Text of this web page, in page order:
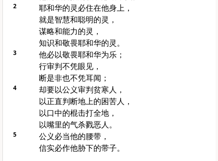
2
耶和华的灵必住在他身上，
就是智慧和聪明的灵，
谋略和能力的灵，
知识和敬畏耶和华的灵。
3
他必以敬畏耶和华为乐；
行审判不凭眼见，
断是非也不凭耳闻；
4
却要以公义审判贫寒人，
以正直判断地上的困苦人，
以口中的棍击打全地，
以嘴里的气杀戮恶人。
5
公义必当他的腰带，
信实必作他胁下的带子。